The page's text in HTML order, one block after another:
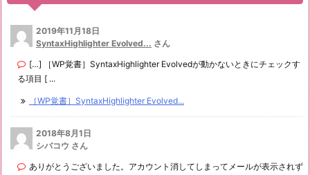
2019年11月18日
SyntaxHighlighter Evolved... さん
[…] ［WP覚書］SyntaxHighlighter Evolvedが動かないときにチェックす
る項目 [ ...
［WP覚書］SyntaxHighlighter Evolved...
2018年8月1日
シバコウ さん
ありがとうございました。アカウント消してしまってメールが表示されず